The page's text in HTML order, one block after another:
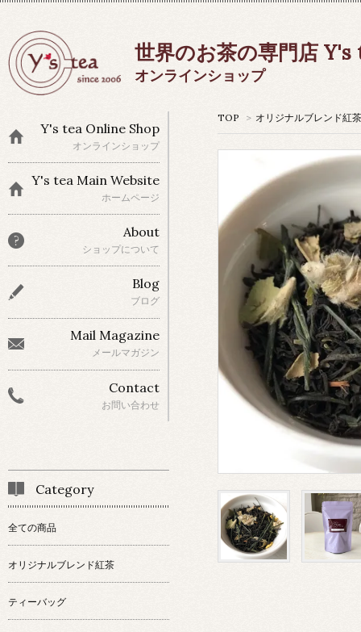
世界のお茶の専門店 Y's
オンラインショップ
TOP > オリジナルブレンド紅茶
Y's tea Online Shop
オンラインショップ
Y's tea Main Website
ホームページ
About
ショップについて
Blog
ブログ
Mail Magazine
メールマガジン
Contact
お問い合わせ
Category
全ての商品
オリジナルブレンド紅茶
ティーバッグ